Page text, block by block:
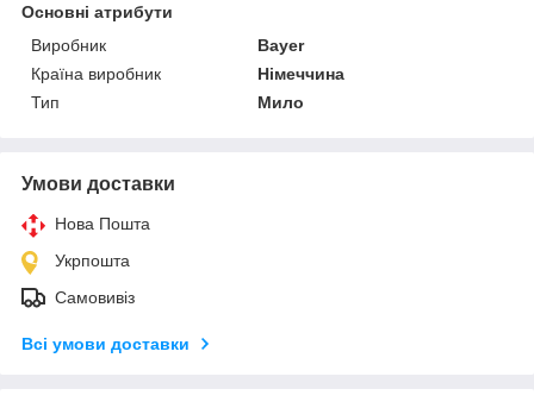
Основні атрибути
Виробник
Bayer
Країна виробник
Німеччина
Тип
Мило
Умови доставки
Нова Пошта
Укрпошта
Самовивіз
Всі умови доставки